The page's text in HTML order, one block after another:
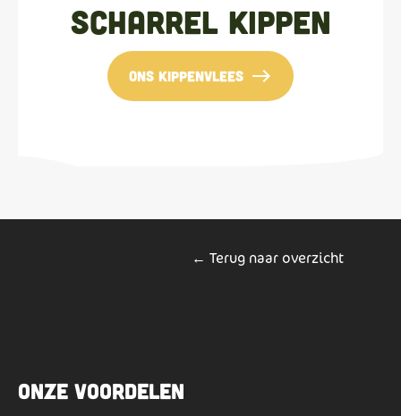
Scharrel kippen
ons kippenvlees east
← Terug naar overzicht
Onze voordelen